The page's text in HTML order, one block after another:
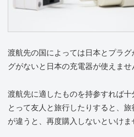
渡航先の国によっては日本とプラ
グがないと日本の充電器が使えませ
渡航先に適したものを持参すれば
とって友人と旅行したりすると、
が違うと、再度購入しないといけま